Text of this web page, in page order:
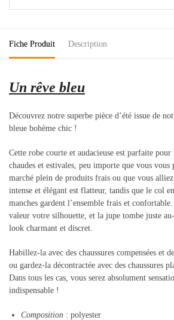
Fiche Produit Description
Un rêve bleu
Découvrez notre superbe pièce d’été issue de
bleue bohème chic !
Cette robe courte et audacieuse est parfaite pour
chaudes et estivales, peu importe que vous vous
marché plein de produits frais ou que vous
intense et élégant est flatteur, tandis que le col
manches gardent l’ensemble frais et
valeur votre silhouette, et la jupe tombe juste
look charmant et discret.
Habillez-la avec des chaussures compensées et
ou gardez-la décontractée avec des chaussures
Dans tous les cas, vous serez absolument
indispensable !
Composition : polyester